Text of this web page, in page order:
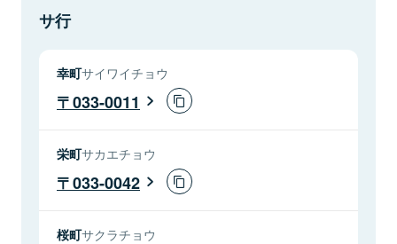
サ行
幸町サイワイチョウ
033-0011
栄町サカエチョウ
033-0042
桜町サクラチョウ